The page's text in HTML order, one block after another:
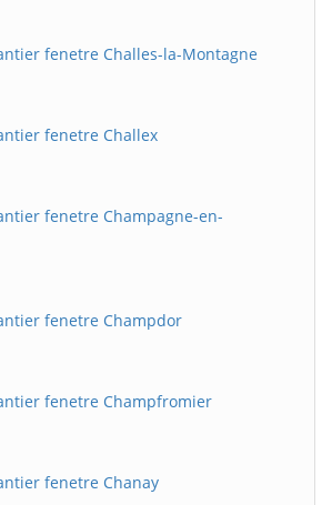
fenetre Challes-la-Montagne
fenetre Challex
fenetre Champagne-en-
fenetre Champdor
fenetre Champfromier
fenetre Chanay